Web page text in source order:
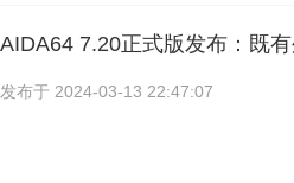
AIDA64 7.20正式版发布：既
发布于 2024-03-13 22:47:07